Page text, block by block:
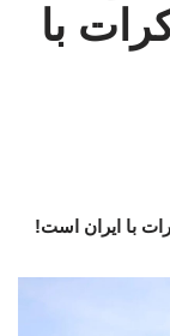
با
با ایران است!